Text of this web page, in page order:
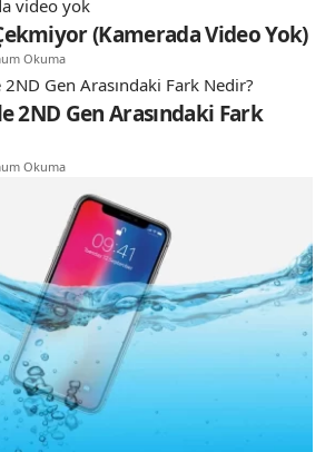
(Kamerada Video Yok)
Okuma
2ND Gen Arasındaki Fark
Okuma